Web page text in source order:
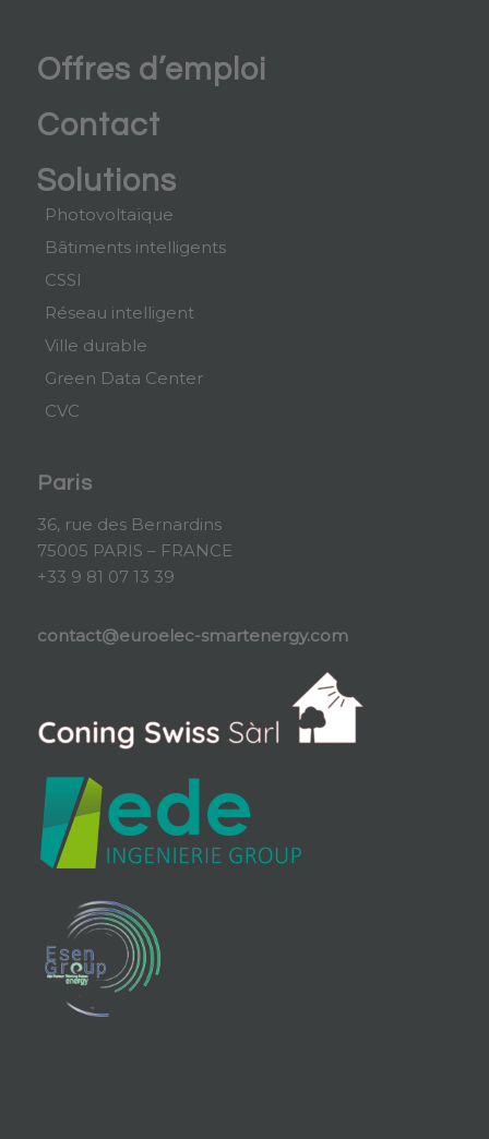
Offres d’emploi
Contact
Solutions
Photovoltaïque
Bâtiments intelligents
CSSI
Réseau intelligent
Ville durable
Green Data Center
CVC
Paris
36, rue des Bernardins
75005 PARIS – FRANCE
+33 9 81 07 13 39
contact@euroelec-smartenergy.com